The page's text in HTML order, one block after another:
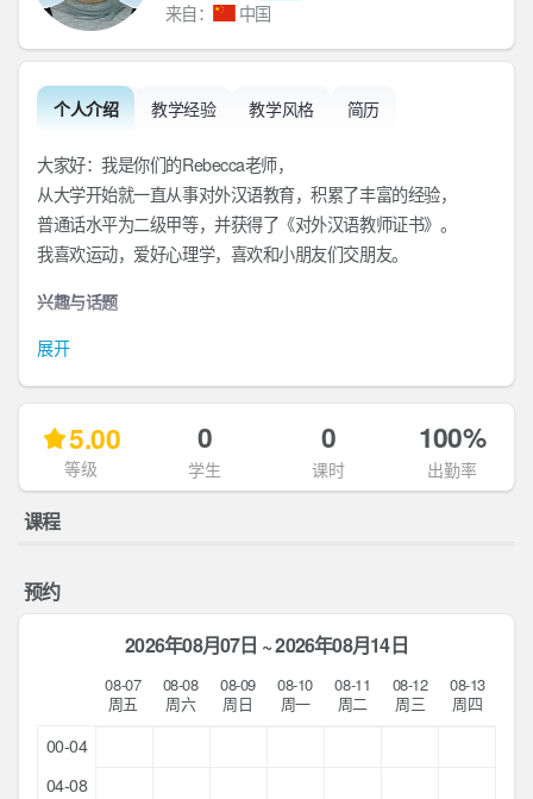
来自： 中国
个人介绍 教学经验 教学风格 简历
大家好：我是你们的Rebecca老师，
从大学开始就一直从事对外汉语教育，积累了丰富的经验，
普通话水平为二级甲等，并获得了《对外汉语教师证书》。
我喜欢运动，爱好心理学，喜欢和小朋友们交朋友。
兴趣与话题
展开
5.00
等级
0
学生
0
课时
100%
出勤率
课程
预约
2026年08月07日 ~ 2026年08月14日
08-07
周五
08-08
周六
08-09
周日
08-10
周一
08-11
周二
08-12
周三
08-13
周四
00-04
04-08